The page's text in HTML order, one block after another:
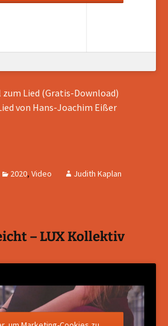
Lied (Gratis-Download)
von Hans-Joachim Eißer
Video
2020, Video Judith Kaplan
– LUX Kollektiv